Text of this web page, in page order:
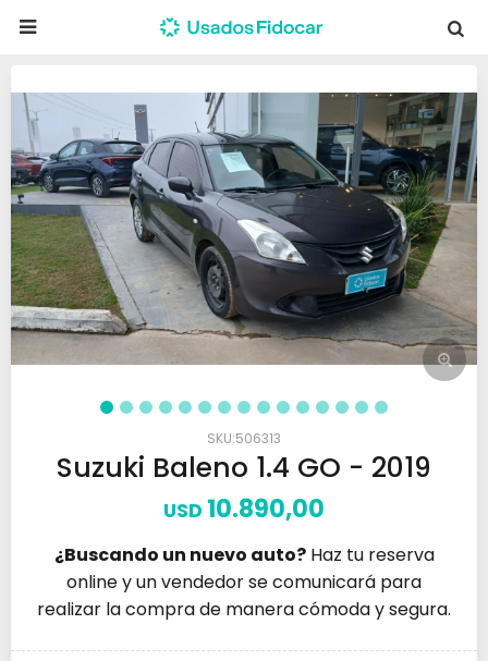

506313
Suzuki Baleno 1.4 GO - 2019
USD 10.890,00
¿Buscando un nuevo auto?Haz tu reserva
online y un vendedor se comunicará para
realizar la compra de manera cómoda y segura.